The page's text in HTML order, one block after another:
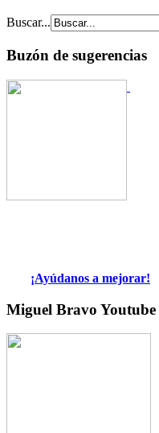
Buscar...
Buzón de sugerencias
¡Ayúdanos a mejorar!
Miguel Bravo Youtube